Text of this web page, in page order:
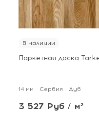
В наличии
Паркетная доска
14 мм Сербия Дуб
3 527 Руб / м²